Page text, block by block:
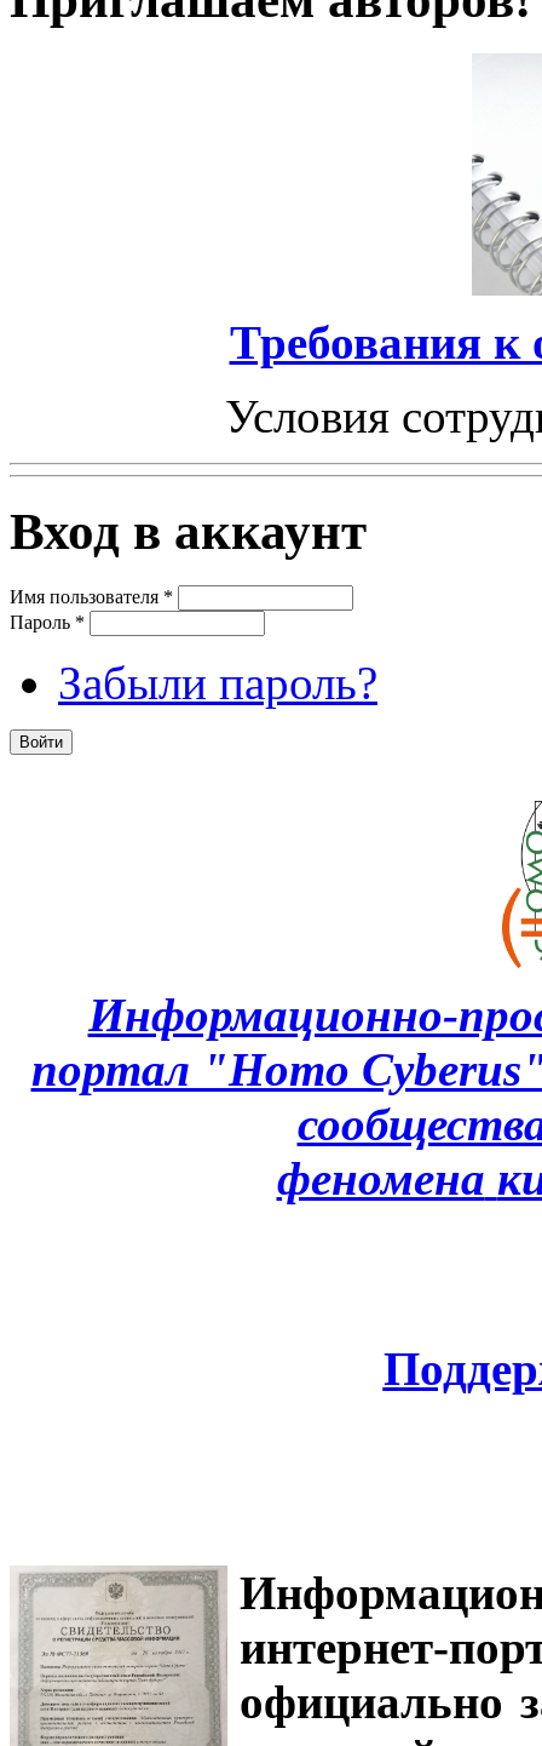
Требования к
Условия
Вход в аккаунт
Имя пользователя *
Пароль *
Забыли пароль?
Информационно-
портал "Homo
феномена
интернет-
официально